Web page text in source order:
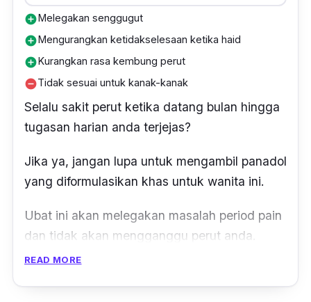
add_circleMelegakan senggugut
add_circleMengurangkan ketidakselesaan ketika haid
add_circleKurangkan rasa kembung perut
remove_circleTidak sesuai untuk kanak-kanak
Selalu sakit perut ketika datang bulan hingga
tugasan harian anda terjejas?
Jika ya, jangan lupa untuk mengambil panadol
yang diformulasikan khas untuk wanita ini.
Ubat ini akan melegakan masalah period pain
dan tidak akan mengganggu perut anda.
air 1-2 biji sahaja setiap 4-6 jam apabila
READ MORE